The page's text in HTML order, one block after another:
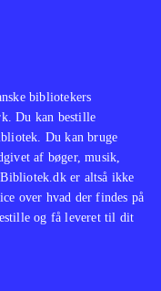
bibliotekers
Du kan bestille
Du kan bruge
af bøger, musik,
er altså ikke
over hvad der findes på
og få leveret til dit